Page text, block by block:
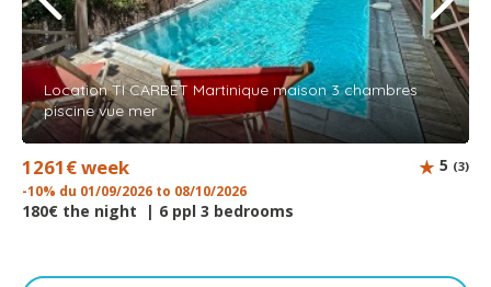
Location TI CARBET Martinique maison 3 chambres
piscine vue mer
1261€ week
-10% du 01/09/2026 to 08/10/2026
180€ the night | 6 ppl 3 bedrooms
5 (3)